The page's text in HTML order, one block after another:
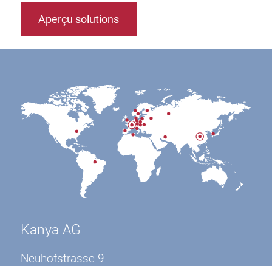
Aperçu solutions
Kanya AG
Neuhofstrasse 9